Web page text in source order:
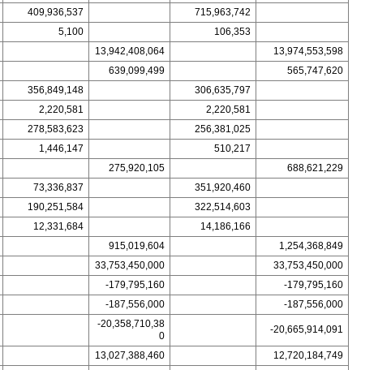
409,936,537
715,963,742
5,100
106,353
13,942,408,064
13,974,553,598
639,099,499
565,747,620
356,849,148
306,635,797
2,220,581
2,220,581
278,583,623
256,381,025
1,446,147
510,217
275,920,105
688,621,229
73,336,837
351,920,460
190,251,584
322,514,603
12,331,684
14,186,166
915,019,604
1,254,368,849
33,753,450,000
33,753,450,000
-179,795,160
-179,795,160
-187,556,000 -187,556,000
-20,358,710,38
0
-20,665,914,091
13,027,388,460
12,720,184,749